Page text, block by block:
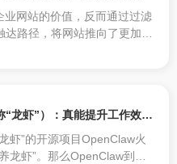
重要!
业网站的价值，反而通过过滤
达路径，将网站推向了更加核
龙虾”）：真能提升工作效率
？虾”的开源项目OpenClaw火
龙虾”。那么OpenClaw到底